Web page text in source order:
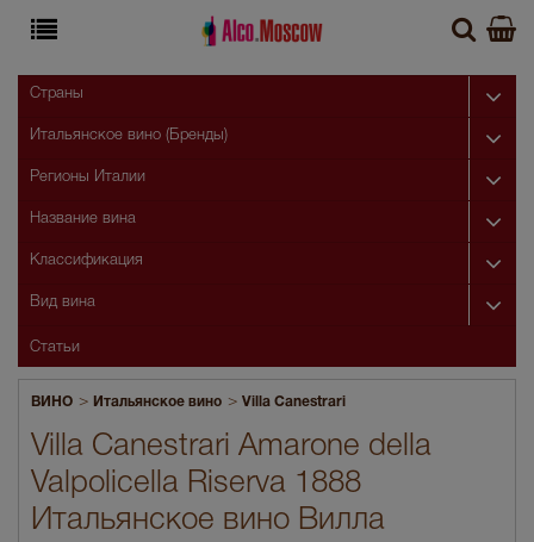
ВИНО > Итальянское вино > Villa Canestrari
Villa Canestrari Amarone della
Valpolicella Riserva 1888
Итальянское вино Вилла
Страны
Итальянское вино (Бренды)
Регионы Италии
Название вина
Классификация
Вид вина
Статьи